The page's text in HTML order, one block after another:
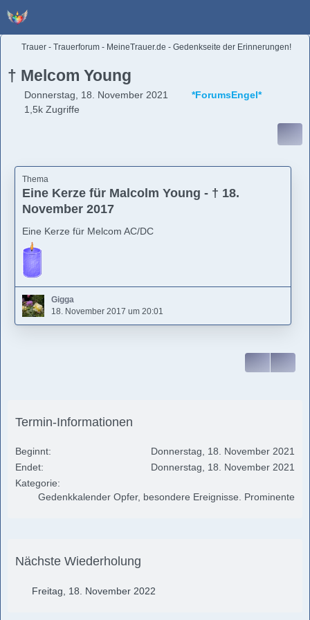
Trauer - Trauerforum - MeineTrauer.de - Gedenkseite der Erinnerungen!
† Melcom Young
Donnerstag, 18. November 2021
*ForumsEngel*
1,5k Zugriffe
Thema
Eine Kerze für Malcolm Young - † 18.
November 2017
Eine Kerze für Melcom AC/DC
Gigga
18. November 2017 um 20:01
Termin-Informationen
Beginnt
Donnerstag, 18. November 2021
Endet
Donnerstag, 18. November 2021
Kategorie
Gedenkkalender Opfer, besondere Ereignisse. Prominente
Nächste Wiederholung
Freitag, 18. November 2022